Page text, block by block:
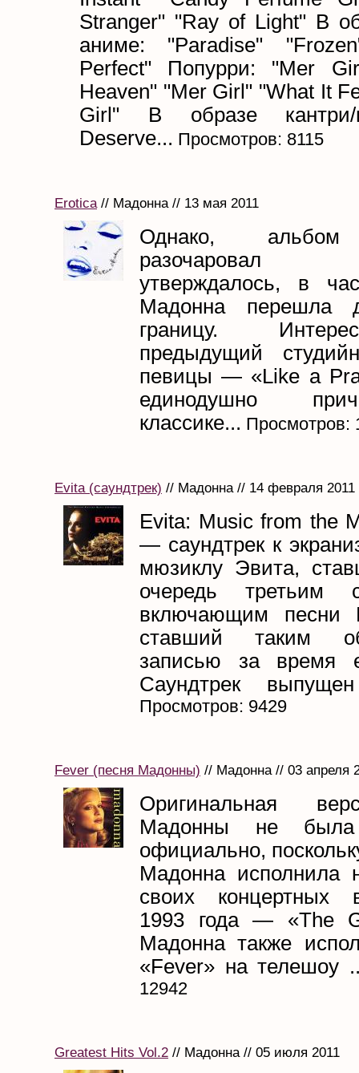
Stranger" "Ray of Light" В
аниме: "Paradise"
Perfect" Попурри: "Mer
Heaven" "Mer Girl" "What It
Girl" В образе кантри/
Deserve... Просмотров: 8115
Erotica// Мадонна // 13 мая 2011
Однако, альбом
разочаровал
утверждалось, в
Мадонна перешла
границу.
предыдущий
певицы — «Like a
единодушно
классике... Просмотров:
Evita (саундтрек) // Мадонна // 14 февраля 2011
Evita: Music from the
— саундтрек к
мюзиклу Эвита,
очередь третьим
включающим песни
ставший таким
записью за время
Саундтрек
Просмотров: 9429
Fever (песня Мадонны) // Мадонна // 03 апреля
Оригинальная
Мадонны не была
официально,
Мадонна исполнила
своих концертных
1993 года — «The
Мадонна также
«Fever» на телешоу
12942
Greatest Hits Vol.2 // Мадонна // 05 июля 2011